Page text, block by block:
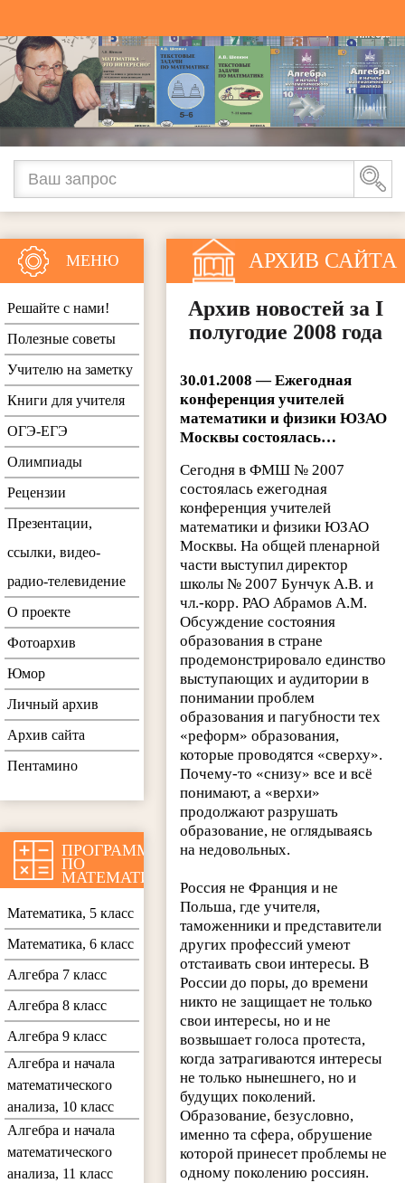
АРХИВ САЙТА
Архив новостей за I
полугодие 2008 года
30.01.2008 — Ежегодная
конференция учителей
математики и физики ЮЗАО
Москвы состоялась…
Сегодня в ФМШ № 2007
состоялась ежегодная
конференция учителей
математики и физики ЮЗАО
Москвы. На общей пленарной
части выступил директор
школы № 2007 Бунчук А.В. и
чл.-корр. РАО Абрамов А.М.
Обсуждение состояния
образования в стране
продемонстрировало единство
выступающих и аудитории в
понимании проблем
образования и пагубности тех
«реформ» образования,
которые проводятся «сверху».
Почему-то «снизу» все и всё
понимают, а «верхи»
продолжают разрушать
образование, не оглядываясь
на недовольных.
Россия не Франция и не
Польша, где учителя,
таможенники и представители
других профессий умеют
отстаивать свои интересы. В
России до поры, до времени
никто не защищает не только
свои интересы, но и не
возвышает голоса протеста,
когда затрагиваются интересы
не только нынешнего, но и
будущих поколений.
Образование, безусловно,
именно та сфера, обрушение
которой принесет проблемы не
одному поколению россиян.
МЕНЮ
Решайте с нами!
Полезные советы
Учителю на заметку
Книги для учителя
ОГЭ-ЕГЭ
Олимпиады
Рецензии
Презентации,
ссылки, видео-
радио-телевидение
О проекте
Фотоархив
Юмор
Личный архив
Архив сайта
Пентамино
ПРОГРАММЫ
ПО
МАТЕМАТИКЕ
Математика, 5 класс
Математика, 6 класс
Алгебра 7 класс
Алгебра 8 класс
Алгебра 9 класс
Алгебра и начала
математического
анализа, 10 класс
Алгебра и начала
математического
анализа, 11 класс